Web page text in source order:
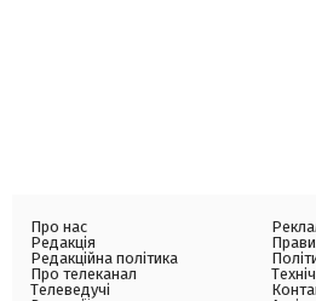
Про нас
Редакція
Редакційна політика
Про телеканал
Телеведучі